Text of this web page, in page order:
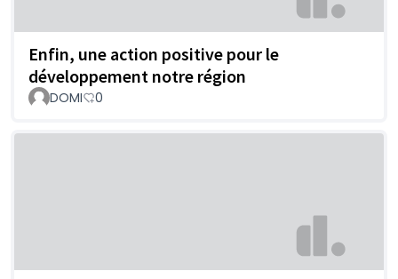
Enfin, une action positive pour le
développement notre région
DOMI 0